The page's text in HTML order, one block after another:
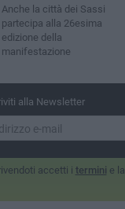
Anche la città dei Sassi
partecipa alla 26esima
edizione della
manifestazione
alla Newsletter
accetti i termini e la